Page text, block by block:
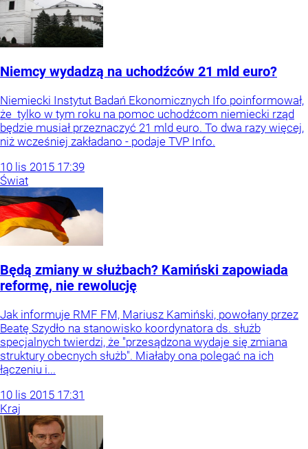
Niemcy wydadzą na uchodźców 21 mld euro?
Niemiecki Instytut Badań Ekonomicznych Ifo poinformował,
że tylko w tym roku na pomoc uchodźcom niemiecki rząd
będzie musiał przeznaczyć 21 mld euro. To dwa razy więcej,
niż wcześniej zakładano - podaje TVP Info.
10 lis 2015 17:39
Świat
Będą zmiany w służbach? Kamiński zapowiada
reformę, nie rewolucję
Jak informuje RMF FM, Mariusz Kamiński, powołany przez
Beatę Szydło na stanowisko koordynatora ds. służb
specjalnych twierdzi, że "przesądzona wydaje się zmiana
struktury obecnych służb". Miałaby ona polegać na ich
łączeniu i...
10 lis 2015 17:31
Kraj